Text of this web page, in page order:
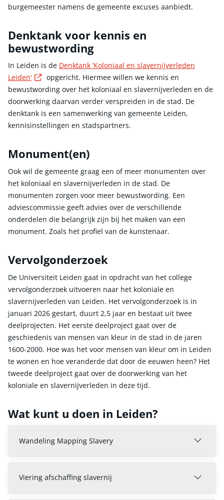
burgemeester namens de gemeente excuses aanbiedt.
Denktank voor kennis en
bewustwording
In Leiden is de Denktank ‘Koloniaal en slavernijverleden
Leiden’
Externe link
opgericht. Hiermee willen we kennis en
bewustwording over het koloniaal en slavernijverleden en de
doorwerking daarvan verder verspreiden in de stad. De
denktank is een samenwerking van gemeente Leiden,
kennisinstellingen en stadspartners.
Monument(en)
Ook wil de gemeente graag een of meer monumenten over
het koloniaal en slavernijverleden in de stad. De
monumenten zorgen voor meer bewustwording. Een
adviescommissie geeft advies over de verschillende
onderdelen die belangrijk zijn bij het maken van een
monument. Zoals het profiel van de kunstenaar.
Vervolgonderzoek
De Universiteit Leiden gaat in opdracht van het college
vervolgonderzoek uitvoeren naar het koloniale en
slavernijverleden van Leiden. Het vervolgonderzoek is in
januari 2026 gestart, duurt 2,5 jaar en bestaat uit twee
deelprojecten. Het eerste deelproject gaat over de
geschiedenis van mensen van kleur in de stad in de jaren
1600-2000. Hoe was het voor mensen van kleur om in Leiden
te wonen en hoe veranderde dat door de eeuwen heen? Het
tweede deelproject gaat over de doorwerking van het
koloniale en slavernijverleden in deze tijd.
Wat kunt u doen in Leiden?
Wandeling Mapping Slavery
Viering afschaffing slavernij